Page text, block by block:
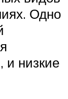
Одно
и низкие